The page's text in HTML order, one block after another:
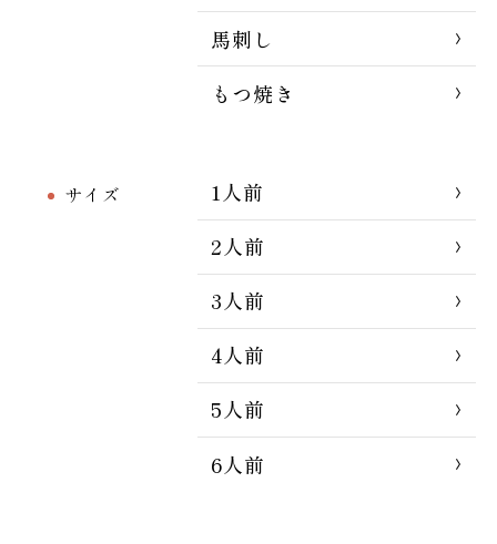
馬刺し
もつ焼き
サイズ
1人前
2人前
3人前
4人前
5人前
6人前